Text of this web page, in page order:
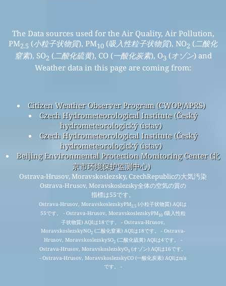
The Data sources used for the Air Quality, Air Pollution,
PM2.5 (小粒子状物質), PM10 (吸入性粒子状物質), NO2 ( 二酸化
窒素), SO2 (二酸化硫黄), CO (一酸化炭素), O3 (オゾン) and
Weather data in this page are coming from:
Citizen Weather Observer Program (CWOP/APRS)
Czech Hydrometeorological Institute (Český
hydrometeorologický ústav)
Czech Hydrometeorological Institute (Český
hydrometeorologický ústav)
Beijing Environmental Protection Monitoring Center (北
京市环境保护监测中心)
Ostrava-Hrusov, Moravskoslezsky, CzechRepublicの大気汚染
Ostrava-Hrusov, Moravskoslezsky全体の空気の質の
指標は55です。
Ostrava-Hrusov, MoravskoslezskyPM2.5 (小粒子状物質) AQIは
55です。 - Ostrava-Hrusov, MoravskoslezskyPM10(吸入性粒
子状物質) AQIは18です。 - Ostrava-Hrusov,
MoravskoslezskyNO2(二酸化窒素) AQIは18です。 - Ostrava-
Hrusov, MoravskoslezskySO2(二酸化硫黄) AQIは4です。 -
Ostrava-Hrusov, MoravskoslezskyO3 (オゾン) AQIは16です。
- Ostrava-Hrusov, MoravskoslezskyCO (一酸化炭素) AQIはn/a
です。 -